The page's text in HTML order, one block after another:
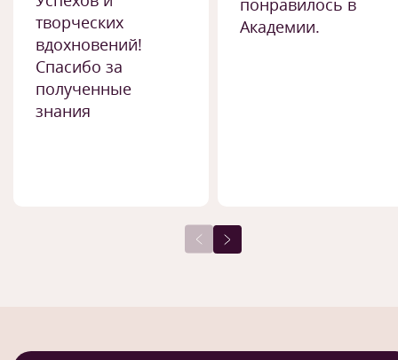
творческих
вдохновений!
Спасибо за
полученные
знания
понравилось в
Академии.